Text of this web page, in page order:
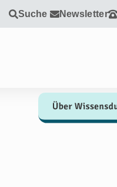
Suche Newsletter